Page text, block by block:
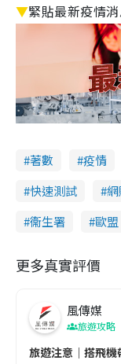
▼緊貼最新疫情
著數 疫情
快速測試
衞生署
歐盟
更多真實評價
風傳媒
旅遊攻略
旅遊注意｜搭飛